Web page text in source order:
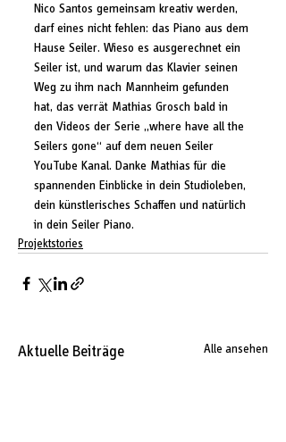
Nico Santos gemeinsam kreativ werden,
darf eines nicht fehlen: das Piano aus dem
Hause Seiler. Wieso es ausgerechnet ein
Seiler ist, und warum das Klavier seinen
Weg zu ihm nach Mannheim gefunden
hat, das verrät Mathias Grosch bald in
den Videos der Serie „where have all the
Seilers gone“ auf dem neuen Seiler
YouTube Kanal. Danke Mathias für die
spannenden Einblicke in dein Studioleben,
dein künstlerisches Schaffen und natürlich
in dein Seiler Piano.
Projektstories
Aktuelle Beiträge Alle ansehen